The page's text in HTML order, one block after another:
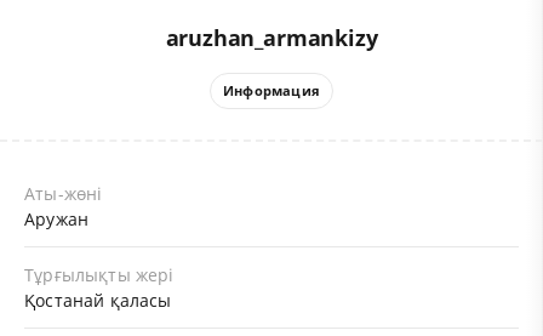
aruzhan_armankizy
Информация
Аты-жөні
Аружан
Тұрғылықты жері
Қостанай қаласы